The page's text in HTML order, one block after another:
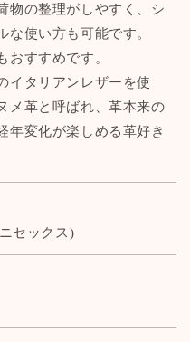
物の整理がしやすく、シ
な使い方も可能です。
おすすめです。
イタリアンレザーを使
メ革と呼ばれ、革本来の
年変化が楽しめる革好き
セックス)